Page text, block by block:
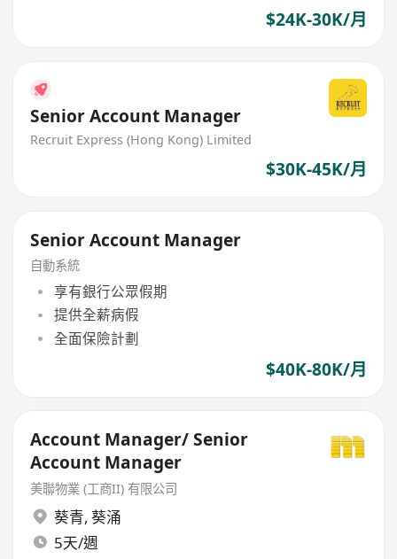
$24K-30K/月
Senior Account Manager
Recruit Express (Hong Kong) Limited
$30K-45K/月
Senior Account Manager
自動系統
享有銀行公眾假期
提供全薪病假
全面保險計劃
$40K-80K/月
Account Manager/ Senior
Account Manager
美聯物業 (工商II) 有限公司
葵青, 葵涌
5天/週